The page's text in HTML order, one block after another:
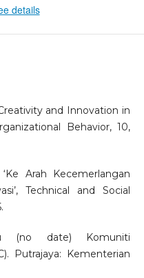
details
and Innovation in
Behavior, 10,
Arah Kecemerlangan
Technical and Social
(no date) Komuniti
Putrajaya: Kementerian